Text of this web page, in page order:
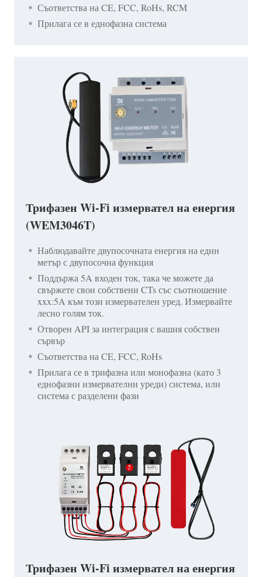
Съответства на CE, FCC, RoHs, RCM
Прилага се в еднофазна система
Трифазен Wi-Fi измервател на енергия
(WEM3046T)
Наблюдавайте двупосочната енергия на един
метър с двупосочна функция
Поддържа 5A входен ток, така че можете да
свържете свои собствени CTs със съотношение
xxx:5A към този измервателен уред. Измервайте
лесно голям ток.
Отворен API за интеграция с вашия собствен
сървър
Съответства на CE, FCC, RoHs
Прилага се в трифазна или монофазна (като 3
еднофазни измервателни уреди) система, или
система с разделени фази
Трифазен Wi-Fi измервател на енергия